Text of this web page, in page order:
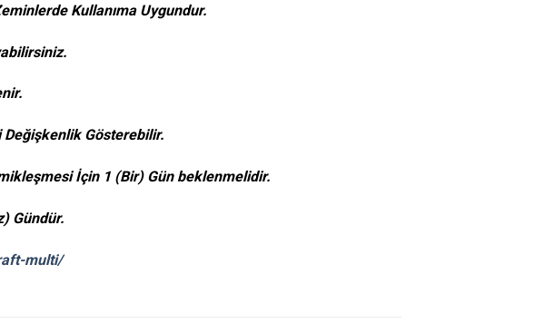
Kullanıma Uygundur.
Değişkenlik Gösterebilir.
İçin 1 (Bir) Gün beklenmelidir.
Gündür.
multi/